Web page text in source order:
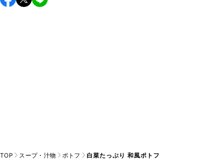
し上がりください。
TOP スープ・汁物 ポトフ 白菜たっぷり 和風ポトフ